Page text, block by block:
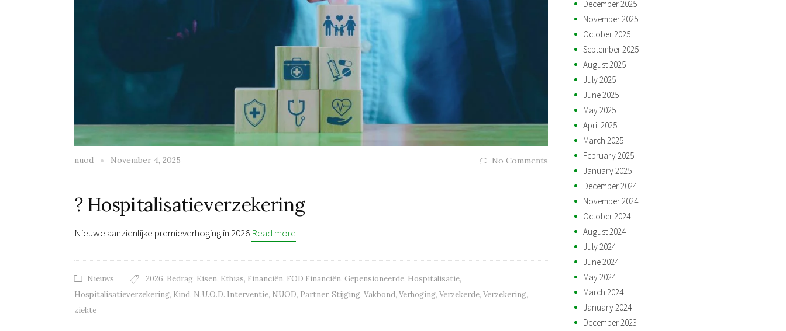
nuod November 4, 2025 No Comments
? Hospitalisatieverzekering
Nieuwe aanzienlijke premieverhoging in 2026 Read more
Nieuws 2026, Bedrag, Eisen, Ethias, Financiën, FOD Financiën, Gepensioneerde, Hospitalisatie,
Hospitalisatieverzekering, Kind, N.U.O.D. Interventie, NUOD, Partner, Stijging, Vakbond, Verhoging, Verzekerde, Verzekering,
ziekte
December 2025
November 2025
October 2025
September 2025
August 2025
July 2025
June 2025
May 2025
April 2025
March 2025
February 2025
January 2025
December 2024
November 2024
October 2024
August 2024
July 2024
June 2024
May 2024
March 2024
January 2024
December 2023